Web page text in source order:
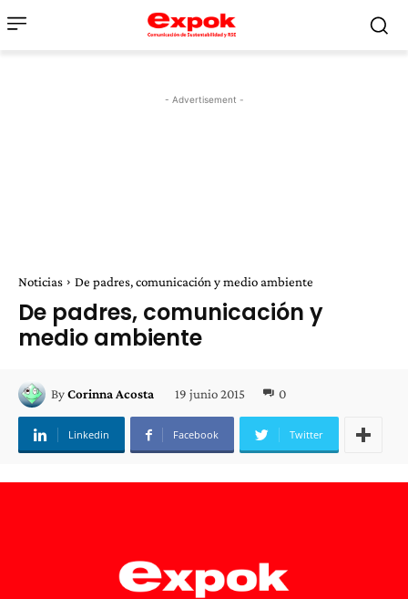
- Advertisement -
Noticias De padres, comunicación y medio ambiente
De padres, comunicación y
medio ambiente
ByCorinna Acosta 19 junio 2015 0
Linkedin Facebook Twitter